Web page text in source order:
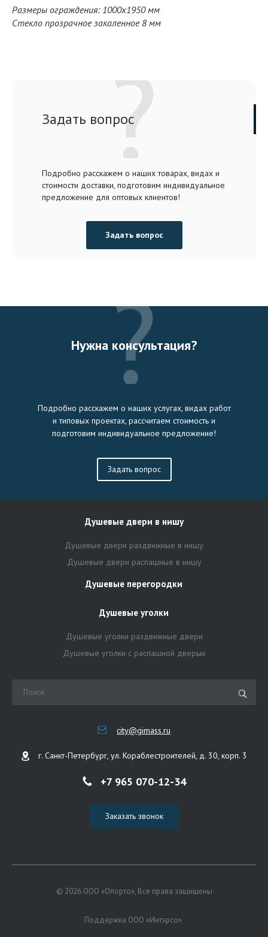
Размеры ограждения: 1000x1950 мм
Стекло прозрачное закаленное 8 мм
Задать вопрос
Подробно расскажем о наших товарах, видах и
стоимости доставки, подготовим индивидуальное
предложение для оптовых клиентов!
Задать вопрос
Нужна консультация?
Подробно расскажем о наших услугах, видах работ
и типовых проектах, рассчитаем стоимость и
подготовим индивидуальное предложение!
Задать вопрос
Душевые двери в нишу
Душевые двери раздвижные в нишу
Душевые двери распашные в нишу
Душевые перегородки
Душевые уголки
Душевые уголки раздвижные двери
Душевые уголки с распашной дверью
city@gimass.ru
г. Санкт-Петербург, ул. Кораблестроителей, д. 30, корп. 3
+7 965 070-12-34
Заказать звонок
© 2026 ООО «Опорто», Все права защищены
Поддержка ООО «Интэрсо»